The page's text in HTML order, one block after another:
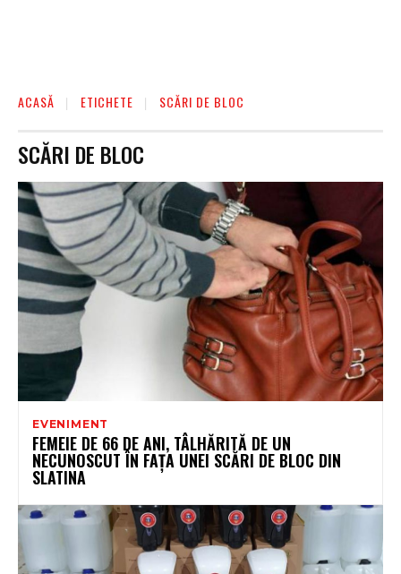
ACASĂ ETICHETE SCĂRI DE BLOC
SCĂRI DE BLOC
EVENIMENT
FEMEIE DE 66 DE ANI, TÂLHĂRITĂ DE UN
NECUNOSCUT ÎN FAȚA UNEI SCĂRI DE BLOC DIN
SLATINA